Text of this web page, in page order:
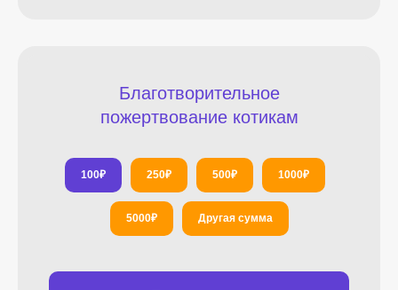
Благотворительное
пожертвование котикам
100₽ 250₽ 500₽ 1000₽
5000₽ Другая сумма